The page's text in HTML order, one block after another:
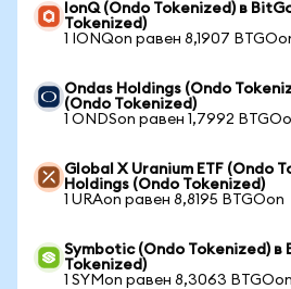
IonQ (Ondo Tokenized) в
Tokenized)
1 IONQon равен 8,1907
Ondas Holdings (Ondo
(Ondo Tokenized)
1 ONDSon равен 1,7992
Global X Uranium ETF (Ondo
Holdings (Ondo Tokenized)
1 URAon равен 8,8195 BTGOon
Symbotic (Ondo Tokenized) в
Tokenized)
1 SYMon равен 8,3063 BTGOon